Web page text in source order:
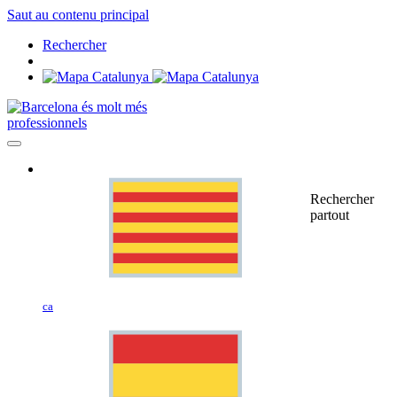
Saut au contenu principal
Rechercher
professionnels
ca
Rechercher
partout